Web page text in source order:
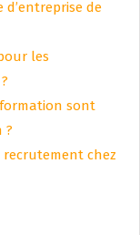
de
les
sont
?
recrutement chez